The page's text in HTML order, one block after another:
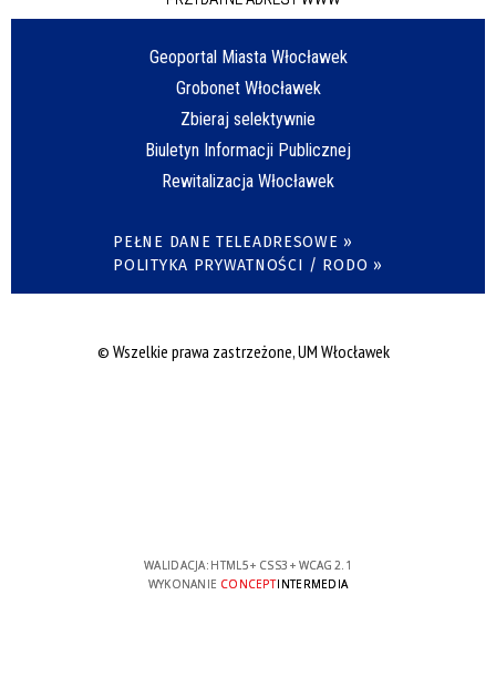
Geoportal Miasta Włocławek
Grobonet Włocławek
Zbieraj selektywnie
Biuletyn Informacji Publicznej
Rewitalizacja Włocławek
PEŁNE DANE TELEADRESOWE »
POLITYKA PRYWATNOŚCI / RODO »
© Wszelkie prawa zastrzeżone, UM Włocławek
WALIDACJA: HTML5+ CSS3 + WCAG 2.1
WYKONANIE CONCEPTINTERMEDIA